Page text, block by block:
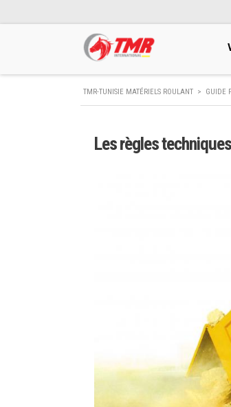
TMR-TUNISIE MATÉRIELS ROULANT > GUIDE
Les règles